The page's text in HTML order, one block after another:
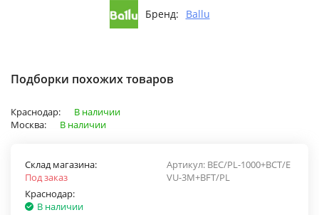
Бренд: Ballu
Подборки похожих товаров
Краснодар:
В наличии
Москва:
В наличии
Артикул: BEC/PL-1000+BCT/E
VU-3M+BFT/PL
Склад магазина:
Под заказ
Краснодар:
В наличии